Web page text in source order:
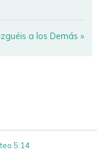
a los Demás »
5:14